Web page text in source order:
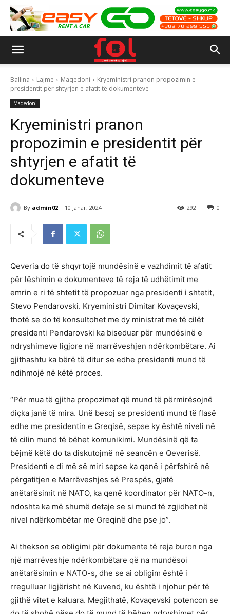
Ballina Lajme Maqedoni
Kryeministri pranon propozimin e
presidentit për shtyrjen e afatit të dokumenteve
Maqedoni
Kryeministri pranon
propozimin e presidentit për
shtyrjen e afatit të
dokumenteve
By admin02 10 Janar, 2024 0
292
Qeveria do të shqyrtojë mundësinë e vazhdimit të afatit
për lëshimin e dokumenteve të reja të udhëtimit me
emrin e ri të shtetit të propozuar nga presidenti i shtetit,
Stevo Pendarovski. Kryeministri Dimitar Kovaçevski,
thotë se do të konsultohet me dy ministrat me të cilët
presidenti Pendarovski ka biseduar për mundësinë e
ndryshimeve ligjore në marrëveshjen ndërkombëtare. Ai
gjithashtu ka bërë të ditur se edhe presidenti mund të
ndihmojë në këtë proces.
“Për mua të gjitha propozimet që mund të përmirësojnë
diçka janë të mira. Unë besoj se presidenti mund të flasë
edhe me presidentin e Greqisë, sepse ky është niveli në
të cilin mund të bëhet komunikimi. Mundësinë që ta
bëjmë këtë do ta diskutojmë në seancën e Qeverisë.
Presidenti e di më së miri sepse ka qenë i përfshirë në
përgatitjen e Marrëveshjes së Prespës, gjatë
anëtarësimit në NATO, ka qenë koordinator për NATO-n,
ndoshta ka më shumë detaje se si mund të zgjidhet në
nivel ndërkombëtar me Greqinë dhe pse jo”.
Ai thekson se obligimi për dokumente të reja buron nga
një marrëveshje ndërkombëtare që na mundësoi
anëtarësimin e NATO-s, dhe se ai obligim është i
rregulluar ligjërisht në Kuvend, ku është i njohur për të
gjithë vitet e kaluara. Megjithatë, Kovaçevski potencon se